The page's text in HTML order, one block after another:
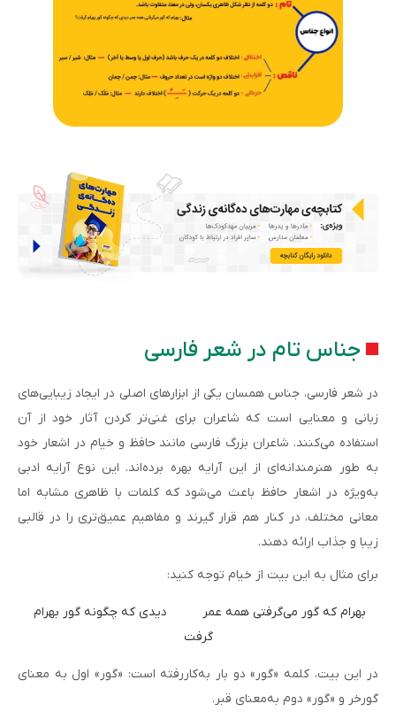
جناس تام در شعر فارسی
در شعر فارسی، جناس همسان یکی از ابزارهای اصلی در ایجاد زیبایی‌های
زبانی و معنایی است که شاعران برای غنی‌تر کردن آثار خود از آن
استفاده می‌کنند. شاعران بزرگ فارسی مانند حافظ و خیام در اشعار خود
به طور هنرمندانه‌ای از این آرایه بهره برده‌اند. این نوع آرایه ادبی
به‌ویژه در اشعار حافظ باعث می‌شود که کلمات با ظاهری مشابه اما
معانی مختلف، در کنار هم قرار گیرند و مفاهیم عمیق‌تری را در قالبی
زیبا و جذاب ارائه دهند.
برای مثال به این بیت از خیام توجه کنید:
گرفت
در این بیت، کلمه «گور» دو بار به‌کاررفته است: «گور» اول به معنای
گورخر و «گور» دوم به‌معنای قبر.